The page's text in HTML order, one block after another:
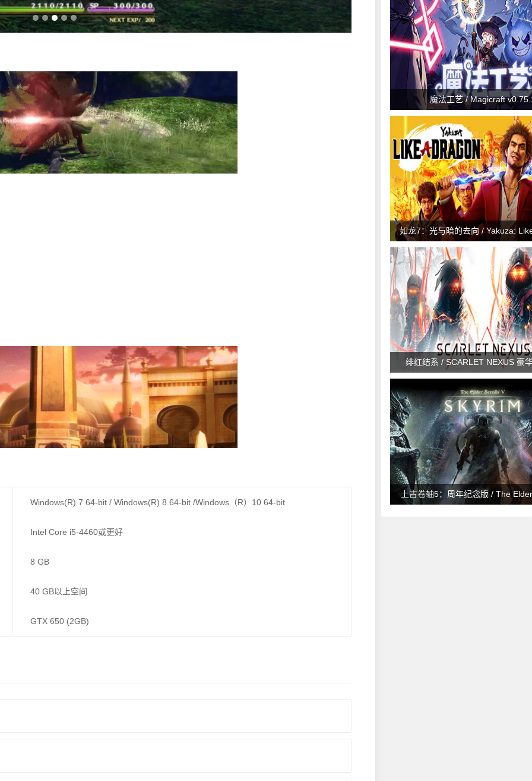
Windows(R) 7 64-bit / Windows(R) 8 64-bit /Windows（R）10 64-bit
Intel Core i5-4460或更好
8 GB
40 GB以上空间
GTX 650 (2GB)
魔法工艺 / Magicraft
如龙7：光与暗的去向 / Yakuza:
绯红结系 / SCARLET NEXUS 豪
上古卷轴5：周年纪念版 / The
Skyrim Special Edition